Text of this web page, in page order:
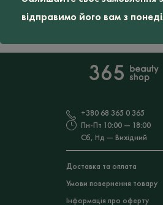
відправимо його вам з
+380 68 365 0 365
Пн-Пт 10:00 — 18:00
Сб, Нд — Вихідний
Доставка та оплата
Умови повернення товару
Інформація про оферту